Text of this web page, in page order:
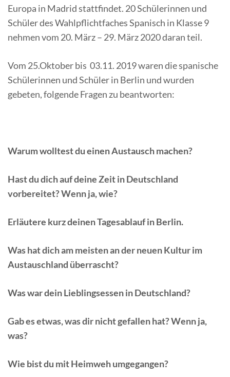
Europa in Madrid stattfindet. 20 Schülerinnen und
Schüler des Wahlpflichtfaches Spanisch in Klasse 9
nehmen vom 20. März – 29. März 2020 daran teil.
Vom 25.Oktober bis 03.11. 2019 waren die spanische
Schülerinnen und Schüler in Berlin und wurden
gebeten, folgende Fragen zu beantworten:
Warum wolltest du einen Austausch machen?
Hast du dich auf deine Zeit in Deutschland
vorbereitet? Wenn ja, wie?
Erläutere kurz deinen Tagesablauf in Berlin.
Was hat dich am meisten an der neuen Kultur im
Austauschland überrascht?
Was war dein Lieblingsessen in Deutschland?
Gab es etwas, was dir nicht gefallen hat? Wenn ja,
was?
Wie bist du mit Heimweh umgegangen?